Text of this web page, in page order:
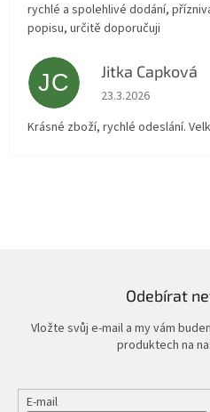
rychlé a spolehlivé dodání,
popisu, určitě doporučuji
JC Jitka Capková
Hodnocení obchodu
23.3.2026
Krásné zboží, rychlé odeslání.
Odebírat
Vložte svůj e-mail a my vám
produktech na
E-mail